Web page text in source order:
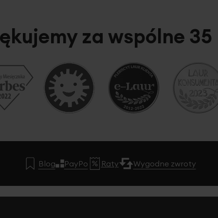
za wspólne
Blog PayPo Raty Wygodne zwroty